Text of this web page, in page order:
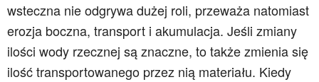
wsteczna nie odgrywa dużej roli, przeważa natomiast
erozja boczna, transport i akumulacja. Jeśli zmiany
ilości wody rzecznej są znaczne, to także zmienia się
ilość transportowanego przez nią materiału. Kiedy